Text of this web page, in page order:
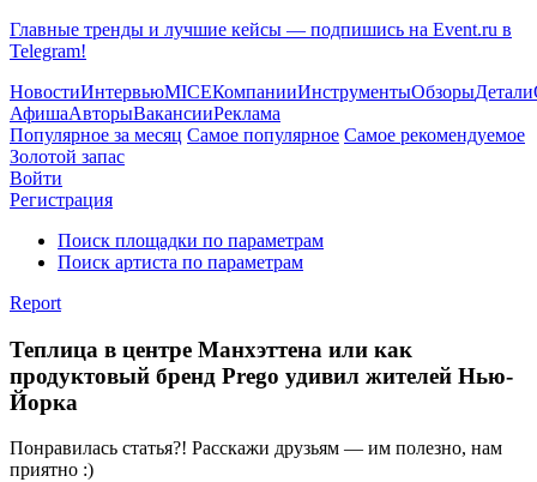
Главные тренды и лучшие кейсы — подпишись на Event.ru в
Telegram!
НовостиИнтервьюMICEКомпанииИнструментыОбзорыДетали
АфишаАвторыВакансииРеклама
Популярное за месяц Самое популярное Самое рекомендуемое
Золотой запас
Войти
Регистрация
Поиск площадки по параметрам
Поиск артиста по параметрам
Report
Теплица в центре Манхэттена или как
продуктовый бренд Prego удивил жителей Нью-
Йорка
Понравилась статья?! Расскажи друзьям — им полезно, нам
приятно :)